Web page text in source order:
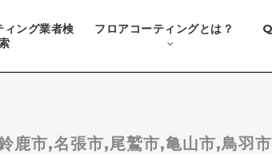
ィング業者検
フロアコーティングとは？
鹿市,名張市,尾鷲市,亀山市,鳥羽